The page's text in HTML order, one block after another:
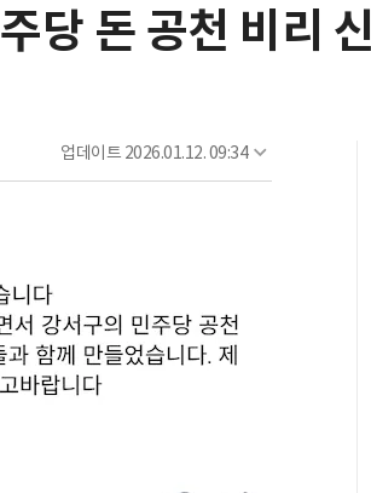
당 돈 공천 비리
업데이트 2026.01.12. 09:34